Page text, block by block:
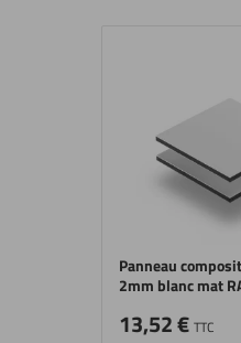
Panneau
2mm blanc mat
13,52€ TTC